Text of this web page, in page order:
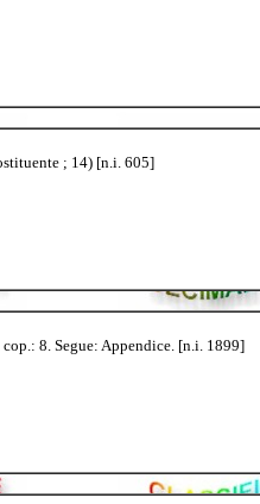
; 14) [n.i. 605]
8. Segue: Appendice. [n.i. 1899]